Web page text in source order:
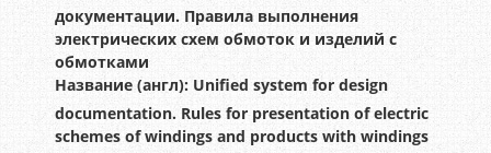
документации. Правила выполнения
электрических схем обмоток и изделий с
обмотками
Название (англ): Unified system for design
documentation. Rules for presentation of electric
schemes of windings and products with windings